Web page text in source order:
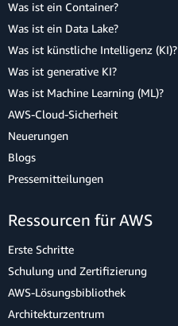
Was ist ein Container?
Was ist ein Data Lake?
Was ist künstliche Intelligenz (KI)?
Was ist generative KI?
Was ist Machine Learning (ML)?
AWS-Cloud-Sicherheit
Neuerungen
Blogs
Pressemitteilungen
Ressourcen für AWS
Erste Schritte
Schulung und Zertifizierung
AWS-Lösungsbibliothek
Architekturzentrum